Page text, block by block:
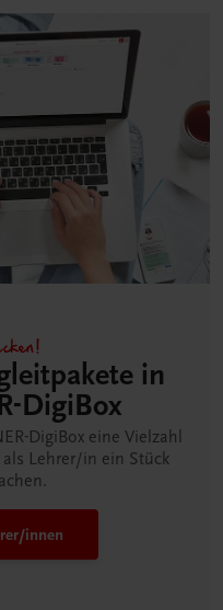
in
DigiBox
DigiBox eine Vielzahl
Lehrer/in ein Stück
innen